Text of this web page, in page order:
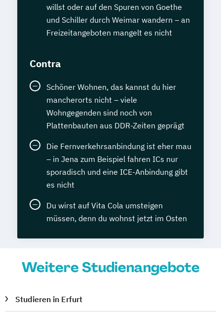
willst oder auf den Spuren von Goethe
und Schiller durch Weimar wandern – an
Freizeitangeboten mangelt es nicht
Contra
Schöner Wohnen, das kannst du hier
mancherorts nicht – viele
Wohngegenden sind noch von
Plattenbauten aus DDR-Zeiten geprägt
Die Fernverkehrsanbindung ist eher mau
– in Jena zum Beispiel fahren ICs nur
sporadisch und eine ICE-Anbindung gibt
es nicht
Du wirst auf Vita Cola umsteigen
müssen, denn du wohnst jetzt im Osten
Weitere Studienangebote
Studieren in Erfurt